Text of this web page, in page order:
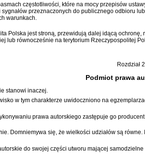
częstotliwości, które na mocy przepisów
przeznaczonych do publicznego odbioru
warunkach.
Polska jest stroną, przewidują dalej idącą
lub równocześnie na terytorium Rzeczypospolitej
Rozdział
Podmiot prawa
stanowi inaczej.
w tym charakterze uwidoczniono na
prawa autorskiego zastępuje go
Domniemywa się, że wielkości udziałów są
do swojej części utworu mającej